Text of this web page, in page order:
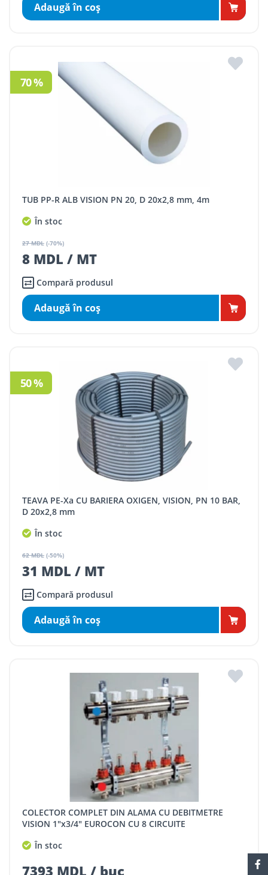
Adaugă în coş
TUB PP-R ALB VISION PN 20, D 20x2,8 mm, 4m
În stoc
27 MDL (-70%)
8 MDL / MT
70 %
Compară produsul
Adaugă în coş
TEAVA PE-Xa CU BARIERA OXIGEN, VISION, PN 10 BAR,
D 20x2,8 mm
În stoc
62 MDL (-50%)
31 MDL / MT
50 %
Compară produsul
Adaugă în coş
COLECTOR COMPLET DIN ALAMA CU DEBITMETRE
VISION 1"x3/4" EUROCON CU 8 CIRCUITE
În stoc
7393 MDL / buc